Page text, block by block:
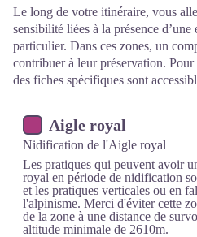
Le long de votre itinéraire, vous
sensibilité liées à la présence d’une
particulier. Dans ces zones, un
contribuer à leur préservation.
des fiches spécifiques sont
Aigle royal
Nidification de l'Aigle royal
Les pratiques qui peuvent avoir
royal en période de nidification
et les pratiques verticales ou en
l'alpinisme. Merci d'éviter cette
de la zone à une distance de
altitude minimale de 2610m.